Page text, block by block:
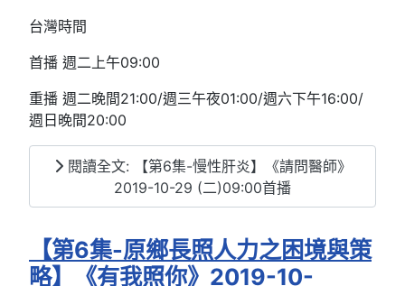
台灣時間
首播 週二上午09:00
重播 週二晚間21:00/週三午夜01:00/週六下午16:00/
週日晚間20:00
閱讀全文: 【第6集-慢性肝炎】《請問醫師》
2019-10-29 (二)09:00首播
【第6集-原鄉長照人力之困境與策
略】《有我照你》2019-10-